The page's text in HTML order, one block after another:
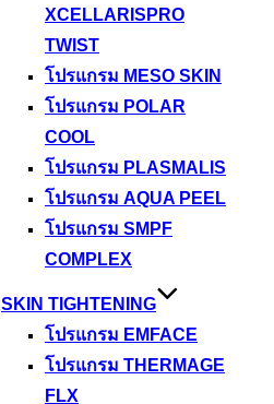
XCELLARISPRO
TWIST
โปรแกรม MESO SKIN
โปรแกรม POLAR
COOL
โปรแกรม PLASMALIS
โปรแกรม AQUA PEEL
โปรแกรม SMPF
COMPLEX
SKIN TIGHTENING
โปรแกรม EMFACE
โปรแกรม THERMAGE
FLX